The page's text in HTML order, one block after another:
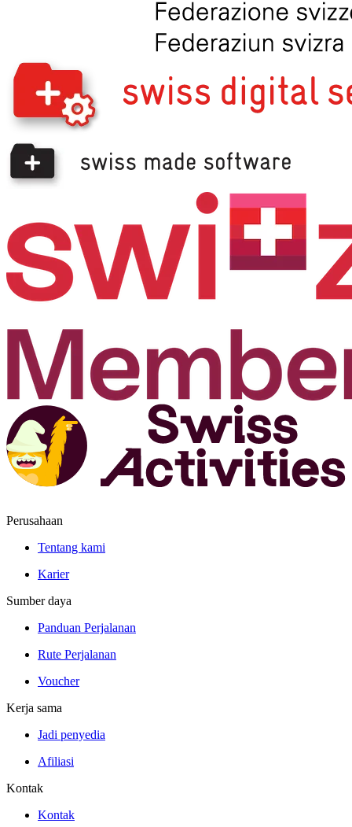
Perusahaan
Tentang kami
Karier
Sumber daya
Panduan Perjalanan
Rute Perjalanan
Voucher
Kerja sama
Jadi penyedia
Afiliasi
Kontak
Kontak